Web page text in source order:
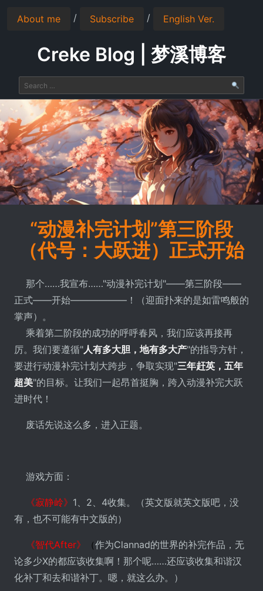
About me / Subscribe / English Ver.
Creke Blog | 梦溪博客
“动漫补完计划”第三阶段
（代号：大跃进）正式开始
那个……我宣布……"动漫补完计划"――第三阶段――
正式――开始――――――！（迎面扑来的是如雷鸣般的
掌声）。
乘着第二阶段的成功的呼呼春风，我们应该再接再
厉。我们要遵循"人有多大胆，地有多大产"的指导方针，
要进行动漫补完计划大跨步，争取实现"三年赶英，五年
超美"的目标。让我们一起昂首挺胸，跨入动漫补完大跃
进时代！
废话先说这么多，进入正题。
游戏方面：
《寂静岭》 1、2、4收集。（英文版就英文版吧，没
有，也不可能有中文版的）
《智代After》 （作为Clannad的世界的补完作品，无
论多少X的都应该收集啊！那个呢……还应该收集和谐汉
化补丁和去和谐补丁。嗯，就这么办。）